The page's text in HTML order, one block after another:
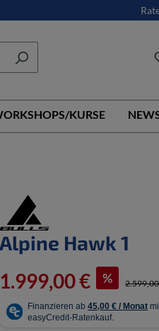
KURSE
Alpine Hawk 1
1.999,00 €
%